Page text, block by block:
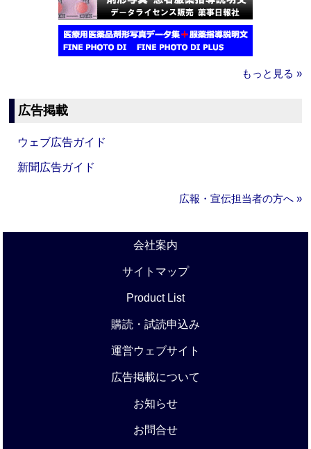
もっと見る »
広告掲載
ウェブ広告ガイド
新聞広告ガイド
広報・宣伝担当者の方へ »
会社案内
サイトマップ
Product List
購読・試読申込み
運営ウェブサイト
広告掲載について
お知らせ
お問合せ